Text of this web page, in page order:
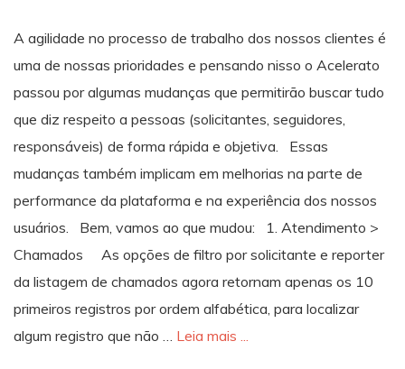
A agilidade no processo de trabalho dos nossos clientes é
uma de nossas prioridades e pensando nisso o Acelerato
passou por algumas mudanças que permitirão buscar tudo
que diz respeito a pessoas (solicitantes, seguidores,
responsáveis) de forma rápida e objetiva. Essas
mudanças também implicam em melhorias na parte de
performance da plataforma e na experiência dos nossos
usuários. Bem, vamos ao que mudou: 1. Atendimento >
Chamados As opções de filtro por solicitante e reporter
da listagem de chamados agora retornam apenas os 10
primeiros registros por ordem alfabética, para localizar
algum registro que não … Leia mais ...